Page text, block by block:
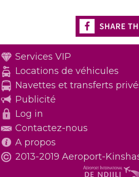
Services VIP
Locations de véhicules
Navettes et transferts
Publicité
Log in
Contactez-nous
A propos
2013-2019 Aeroport-